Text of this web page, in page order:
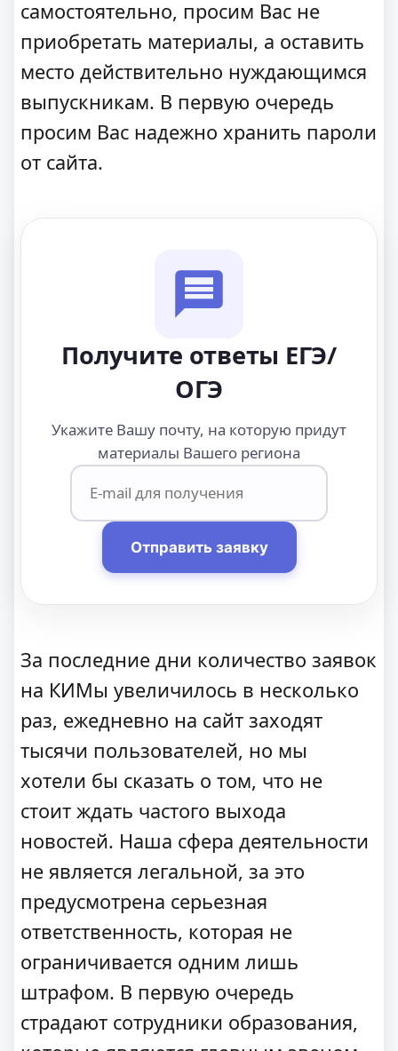
самостоятельно, просим Вас не
приобретать материалы, а оставить
место действительно нуждающимся
выпускникам. В первую очередь
просим Вас надежно хранить пароли
от сайта.
Получите ответы ЕГЭ/
ОГЭ
Укажите Вашу почту, на которую придут
материалы Вашего региона
Отправить заявку
За последние дни количество заявок
на КИМы увеличилось в несколько
раз, ежедневно на сайт заходят
тысячи пользователей, но мы
хотели бы сказать о том, что не
стоит ждать частого выхода
новостей. Наша сфера деятельности
не является легальной, за это
предусмотрена серьезная
ответственность, которая не
ограничивается одним лишь
штрафом. В первую очередь
страдают сотрудники образования,